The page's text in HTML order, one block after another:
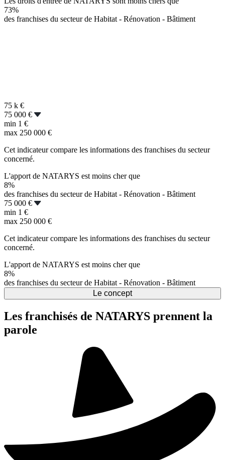
73%
des franchises du secteur de Habitat - Rénovation - Bâtiment
75 k €
75 000 €
min 1 €
max 250 000 €
Cet indicateur compare les informations des franchises du secteur
concerné.
L'apport de NATARYS est moins cher que
8%
des franchises du secteur de Habitat - Rénovation - Bâtiment
75 000 €
min 1 €
max 250 000 €
Cet indicateur compare les informations des franchises du secteur
concerné.
L'apport de NATARYS est moins cher que
8%
des franchises du secteur de Habitat - Rénovation - Bâtiment
Le concept
Les franchisés de NATARYS prennent la
parole